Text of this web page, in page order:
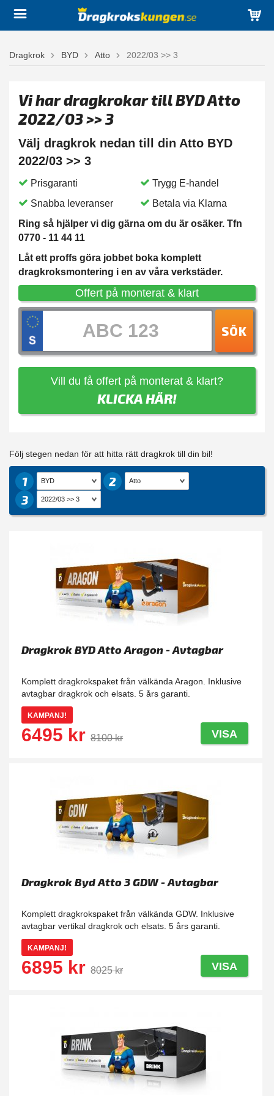
Dragkrok BYD Atto 2022/03 >> 3
Vi har dragkrokar till BYD Atto
2022/03 >> 3
Välj dragkrok nedan till din Atto BYD
2022/03 >> 3
Prisgaranti
Trygg E-handel
Snabba leveranser
Betala via Klarna
Ring så hjälper vi dig gärna om du är osäker. Tfn
0770 - 11 44 11
Låt ett proffs göra jobbet boka komplett
dragkroksmontering i en av våra verkstäder.
Offert på monterat & klart
SÖK
Vill du få offert på monterat & klart?
KLICKA HÄR!
Följ stegen nedan för att hitta rätt dragkrok till din bil!
1
2
3
Dragkrok BYD Atto Aragon - Avtagbar
Komplett dragkrokspaket från välkända Aragon. Inklusive
avtagbar dragkrok och elsats. 5 års garanti.
KAMPANJ!
6495 kr 8100 kr VISA
Dragkrok Byd Atto 3 GDW - Avtagbar
Komplett dragkrokspaket från välkända GDW. Inklusive
avtagbar vertikal dragkrok och elsats. 5 års garanti.
KAMPANJ!
6895 kr 8025 kr VISA